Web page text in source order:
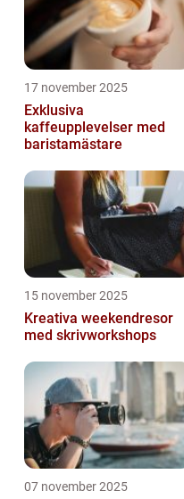
17 november 2025
Exklusiva
kaffeupplevelser med
baristamästare
15 november 2025
Kreativa weekendresor
med skrivworkshops
07 november 2025